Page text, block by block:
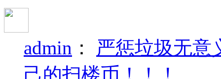
admin ： 严惩垃圾无意
己的扫楼币！！！